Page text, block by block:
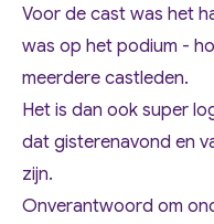
Voor de cast was het
was op het podium -
meerdere castleden.
Het is dan ook super
dat gisterenavond en
zijn.
Onverantwoord om